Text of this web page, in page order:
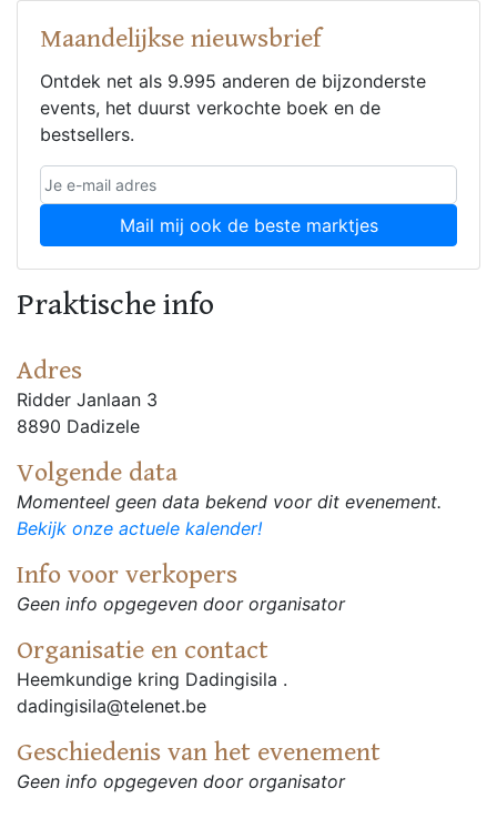
Maandelijkse nieuwsbrief
Ontdek net als 9.995 anderen de bijzonderste
events, het duurst verkochte boek en de
bestsellers.
Mail mij ook de beste marktjes
Praktische info
Adres
Ridder Janlaan 3
8890 Dadizele
Volgende data
Momenteel geen data bekend voor dit evenement.
Bekijk onze actuele kalender!
Info voor verkopers
Geen info opgegeven door organisator
Organisatie en contact
Heemkundige kring Dadingisila .
dadingisila@telenet.be
Geschiedenis van het evenement
Geen info opgegeven door organisator